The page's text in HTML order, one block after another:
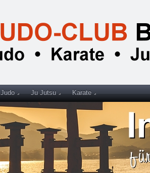
Judo Ju Jutsu Karate